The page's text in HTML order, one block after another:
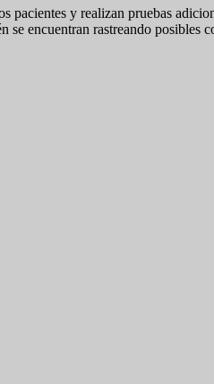
pacientes y realizan pruebas
encuentran rastreando posibles